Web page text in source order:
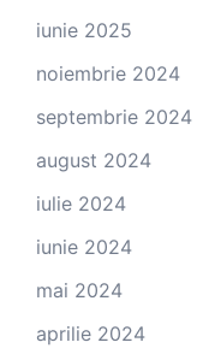
iunie 2025
noiembrie 2024
septembrie 2024
august 2024
iulie 2024
iunie 2024
mai 2024
aprilie 2024